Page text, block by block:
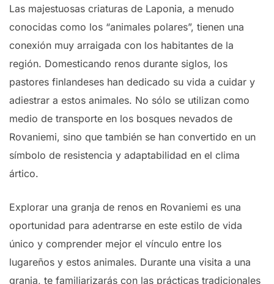
Las majestuosas criaturas de Laponia, a menudo
conocidas como los “animales polares”, tienen una
conexión muy arraigada con los habitantes de la
región. Domesticando renos durante siglos, los
pastores finlandeses han dedicado su vida a cuidar y
adiestrar a estos animales. No sólo se utilizan como
medio de transporte en los bosques nevados de
Rovaniemi, sino que también se han convertido en un
símbolo de resistencia y adaptabilidad en el clima
ártico.
Explorar una granja de renos en Rovaniemi es una
oportunidad para adentrarse en este estilo de vida
único y comprender mejor el vínculo entre los
lugareños y estos animales. Durante una visita a una
granja, te familiarizarás con las prácticas tradicionales